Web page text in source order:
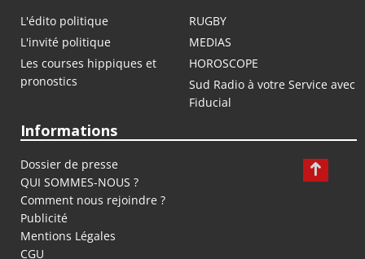
L'édito politique
RUGBY
L'invité politique
MEDIAS
Les courses hippiques et
pronostics
HOROSCOPE
Sud Radio à votre Service avec
Fiducial
Informations
Dossier de presse
QUI SOMMES-NOUS ?
Comment nous rejoindre ?
Publicité
Mentions Légales
CGU